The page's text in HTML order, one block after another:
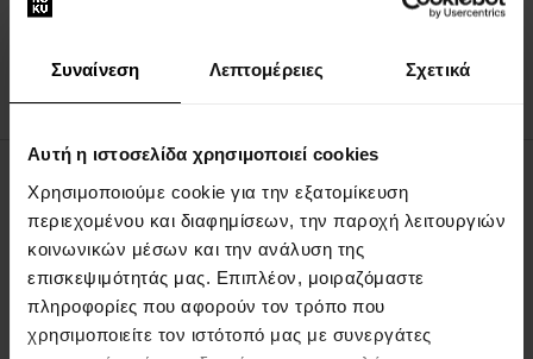
Συναίνεση Λεπτομέρειες Σχετικά
Αυτή η ιστοσελίδα χρησιμοποιεί cookies
Χρησιμοποιούμε cookie για την εξατομίκευση
περιεχομένου και διαφημίσεων, την παροχή λειτουργιών
κοινωνικών μέσων και την ανάλυση της
επισκεψιμότητάς μας. Επιπλέον, μοιραζόμαστε
πληροφορίες που αφορούν τον τρόπο που
χρησιμοποιείτε τον ιστότοπό μας με συνεργάτες
ΣΧΕΤΙΚΑ ΜΕ ΤΗΝ ΕΤΑΙΡΕΙΑ
Σχετικά με εμάς
ΦΟΡΜΑ ΕΠΙΚΟΙΝΩΝΙΑΣ
Επικοινωνία